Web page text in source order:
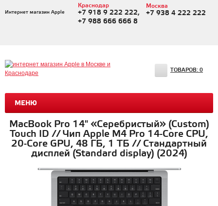
Интернет магазин Apple
Краснодар
+7 918 9 222 222,
+7 988 666 666 8
Москва
+7 938 4 222 222
МЕНЮ
ТОВАРОВ: 0
MacBook Pro 14" «Серебристый» (Custom)
Touch ID // Чип Apple M4 Pro 14-Core CPU,
20-Core GPU, 48 ГБ, 1 ТБ // Стандартный
дисплей (Standard display) (2024)